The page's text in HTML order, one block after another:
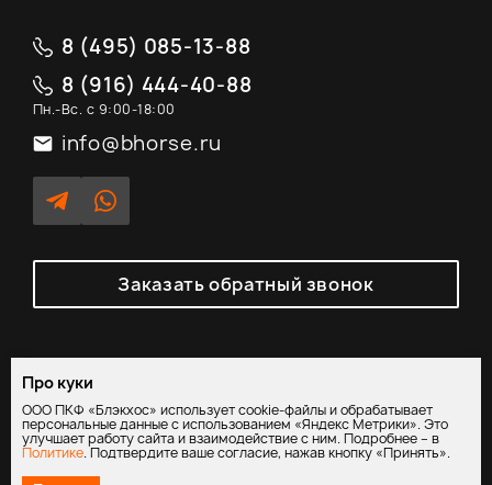
8 (495) 085-13-88
8 (916) 444-40-88
Пн.-Вс. с 9:00-18:00
info@bhorse.ru
Заказать обратный звонок
Политика обработки персональных данных
обработку персональных данных
Про куки
ООО ПКФ «Блэкхос» использует cookie-файлы и обрабатывает
персональные данные с использованием «Яндекс Метрики». Это
улучшает работу сайта и взаимодействие с ним. Подробнее – в
Политике. Подтвердите ваше согласие, нажав кнопку «Принять».